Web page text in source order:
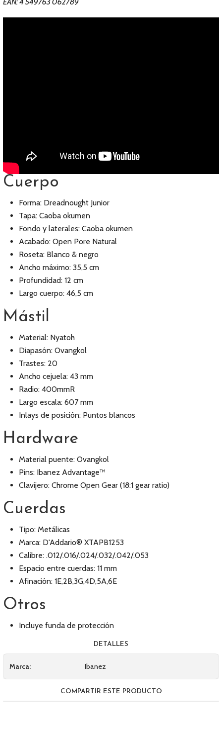
Cuerpo
Forma: Dreadnought Junior
Tapa: Caoba okumen
Fondo y laterales: Caoba okumen
Acabado: Open Pore Natural
Roseta: Blanco & negro
Ancho máximo: 35,5 cm
Profundidad: 12 cm
Largo cuerpo: 46,5 cm
Mástil
Material: Nyatoh
Diapasón: Ovangkol
Trastes: 20
Ancho cejuela: 43 mm
Radio: 400mmR
Largo escala: 607 mm
Inlays de posición: Puntos blancos
Hardware
Material puente: Ovangkol
Pins: Ibanez Advantage™
Clavijero: Chrome Open Gear (18:1 gear ratio)
Cuerdas
Tipo: Metálicas
Marca: D'Addario® XTAPB1253
Calibre: .012/.016/.024/.032/.042/.053
Espacio entre cuerdas: 11 mm
Afinación: 1E,2B,3G,4D,5A,6E
Otros
Incluye funda de protección
DETALLES
Marca: Ibanez
COMPARTIR ESTE PRODUCTO